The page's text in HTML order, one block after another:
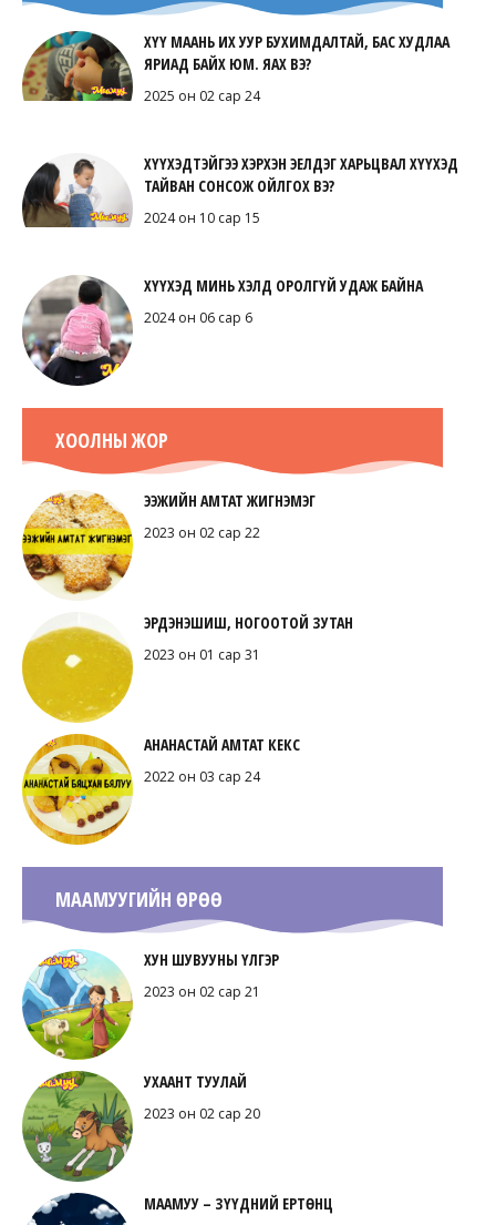
ХҮҮ МААНЬ ИХ УУР БУХИМДАЛТАЙ, БАС ХУДЛАА
ЯРИАД БАЙХ ЮМ. ЯАХ ВЭ?
2025 он 02 сар 24
ХҮҮХЭДТЭЙГЭЭ ХЭРХЭН ЭЕЛДЭГ ХАРЬЦВАЛ ХҮҮХЭД
ТАЙВАН СОНСОЖ ОЙЛГОХ ВЭ?
2024 он 10 сар 15
ХҮҮХЭД МИНЬ ХЭЛД ОРОЛГҮЙ УДАЖ БАЙНА
2024 он 06 сар 6
ХООЛНЫ ЖОР
ЭЭЖИЙН АМТАТ ЖИГНЭМЭГ
2023 он 02 сар 22
ЭРДЭНЭШИШ, НОГООТОЙ ЗУТАН
2023 он 01 сар 31
АНАНАСТАЙ АМТАТ КЕКС
2022 он 03 сар 24
МААМУУГИЙН ӨРӨӨ
ХУН ШУВУУНЫ ҮЛГЭР
2023 он 02 сар 21
УХААНТ ТУУЛАЙ
2023 он 02 сар 20
МААМУУ – ЗҮҮДНИЙ ЕРТӨНЦ